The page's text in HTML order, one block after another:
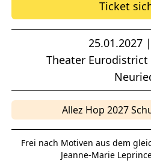
Ticket
25.01.2027
Theater Eurodistrict
Allez Hop 2027
Frei nach Motiven aus dem
Jeanne-Marie